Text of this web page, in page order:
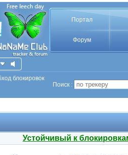
Портал
Форум
блокировок
Поиск :
Устойчивый к